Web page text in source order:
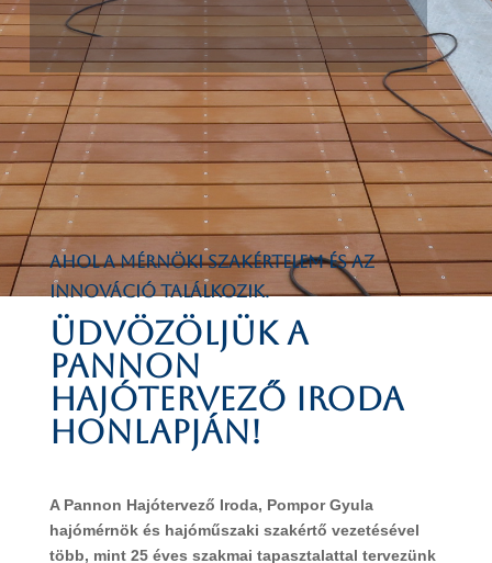
Ahol a mérnöki szakértelem és az
innováció találkozik.
Üdvözöljük a
Pannon
Hajótervező Iroda
honlapján!
A Pannon Hajótervező Iroda, Pompor Gyula
hajómérnök és hajóműszaki szakértő vezetésével
több, mint 25 éves szakmai tapasztalattal tervezünk